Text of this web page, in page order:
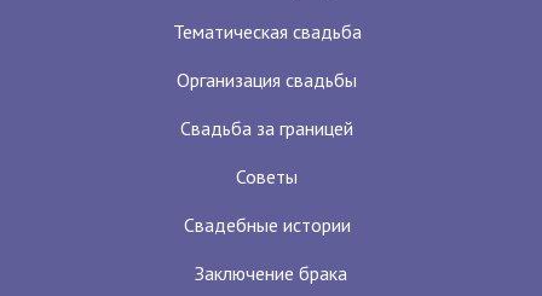
Тематическая свадьба
Организация свадьбы
Свадьба за границей
Советы
Свадебные истории
Заключение брака